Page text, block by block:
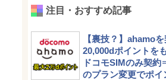
注目・おすすめ記事
【裏技？】ahamo
20,000dポイントを
ドコモSIMのみ契
のプラン変更でポイ